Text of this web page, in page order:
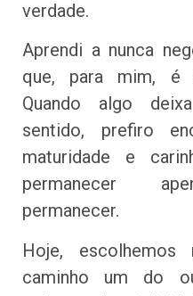
verdade.
Aprendi a nunca
que, para mim, é
Quando algo
sentido, prefiro
maturidade e
permanecer
permanecer.
Hoje, escolhemos
caminho um do